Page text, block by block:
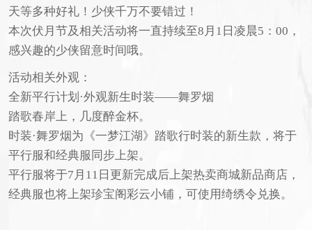
天等多种好礼！少侠千万不要错过！
本次伏月节及相关活动将一直持续至8月1日凌晨5：00，
感兴趣的少侠留意时间哦。
活动相关外观：
全新平行计划·外观新生时装——舞罗烟
踏歌春岸上，几度醉金杯。
时装·舞罗烟为《一梦江湖》踏歌行时装的新生款，将于
平行服和经典服同步上架。
平行服将于7月11日更新完成后上架热卖商城新品商店，
经典服也将上架珍宝阁彩云小铺，可使用绮绣令兑换。